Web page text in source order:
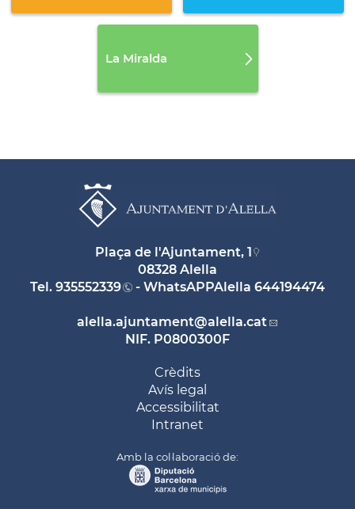
La Miralda
Plaça de l'Ajuntament, 1
08328 Alella
Tel. 935552339 - WhatsAPPAlella 644194474
alella.ajuntament@alella.cat
NIF. P0800300F
Crèdits
Avís legal
Accessibilitat
Intranet
Amb la col·laboració de: